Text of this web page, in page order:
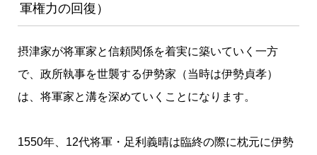
軍権力の回復）
摂津家が将軍家と信頼関係を着実に築いていく一方
で、政所執事を世襲する伊勢家（当時は伊勢貞孝）
は、将軍家と溝を深めていくことになります。
1550年、12代将軍・足利義晴は臨終の際に枕元に伊勢